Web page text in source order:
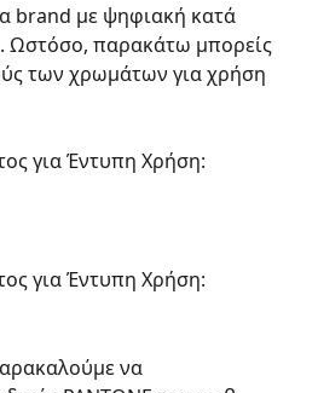
brand με ψηφιακή κατά
Ωστόσο, παρακάτω μπορείς
των χρωμάτων για χρήση
για Έντυπη Χρήση:
για Έντυπη Χρήση:
να